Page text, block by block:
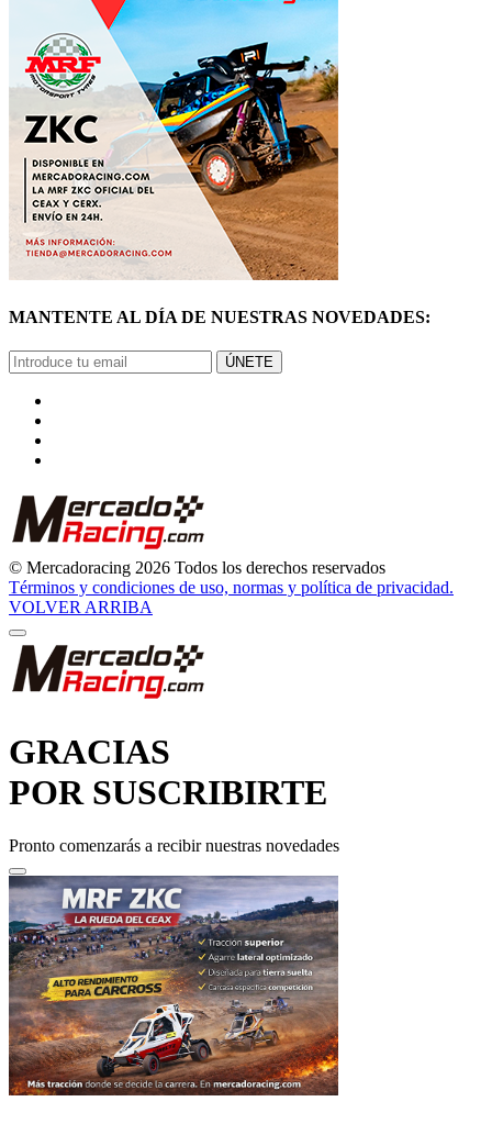
MANTENTE AL DÍA DE NUESTRAS NOVEDADES:
ÚNETE
© Mercadoracing 2026 Todos los derechos reservados
Términos y condiciones de uso, normas y política de privacidad.
VOLVER ARRIBA
GRACIAS
POR SUSCRIBIRTE
Pronto comenzarás a recibir nuestras novedades